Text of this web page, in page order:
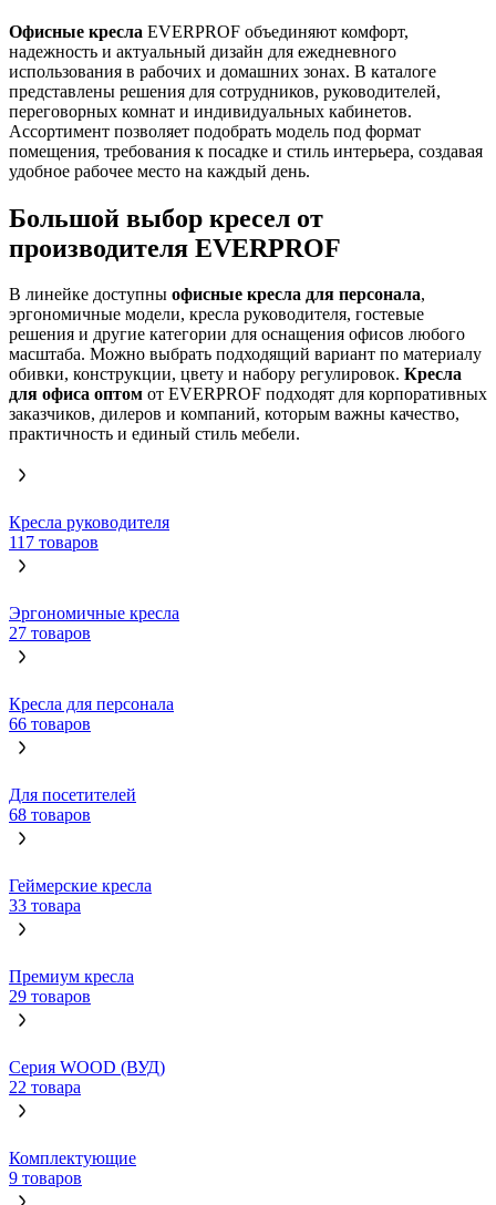
Офисные кресла EVERPROF объединяют комфорт,
надежность и актуальный дизайн для ежедневного
использования в рабочих и домашних зонах. В каталоге
представлены решения для сотрудников, руководителей,
переговорных комнат и индивидуальных кабинетов.
Ассортимент позволяет подобрать модель под формат
помещения, требования к посадке и стиль интерьера, создавая
удобное рабочее место на каждый день.
Большой выбор кресел от
производителя EVERPROF
В линейке доступны офисные кресла для персонала,
эргономичные модели, кресла руководителя, гостевые
решения и другие категории для оснащения офисов любого
масштаба. Можно выбрать подходящий вариант по материалу
обивки, конструкции, цвету и набору регулировок. Кресла
для офиса оптом от EVERPROF подходят для корпоративных
заказчиков, дилеров и компаний, которым важны качество,
практичность и единый стиль мебели.
Кресла руководителя
117 товаров
Эргономичные кресла
27 товаров
Кресла для персонала
66 товаров
Для посетителей
68 товаров
Геймерские кресла
33 товара
Премиум кресла
29 товаров
Серия WOOD (ВУД)
22 товара
Комплектующие
9 товаров